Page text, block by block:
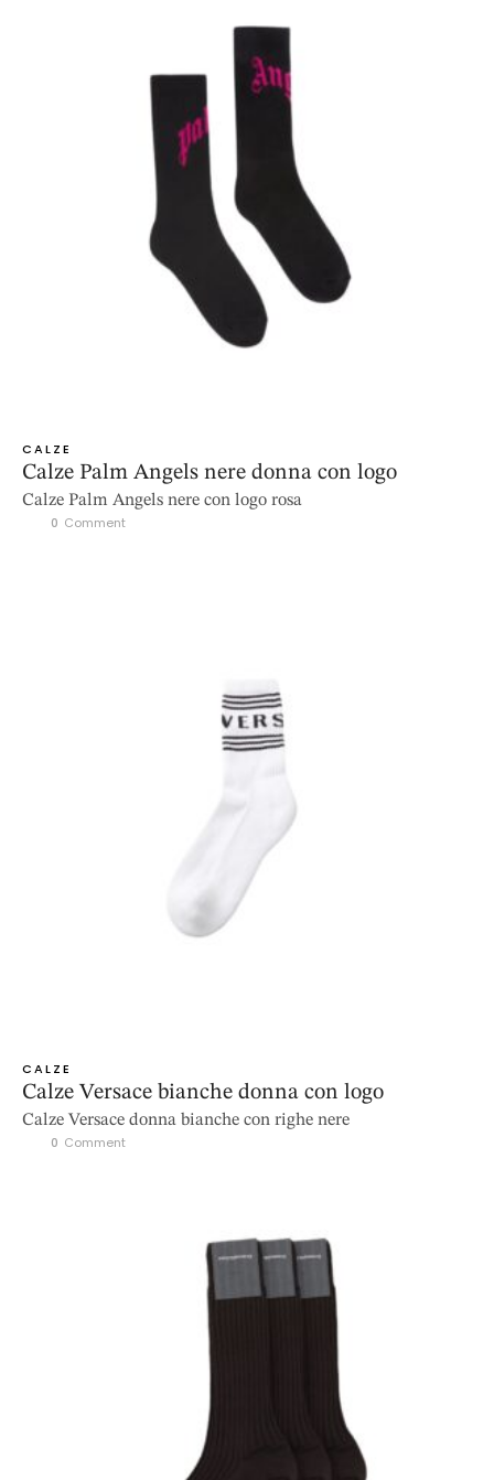
CALZE
Calze Palm Angels nere donna con logo
Calze Palm Angels nere con logo rosa
0 Comment
CALZE
Calze Versace bianche donna con logo
Calze Versace donna bianche con righe nere
0 Comment